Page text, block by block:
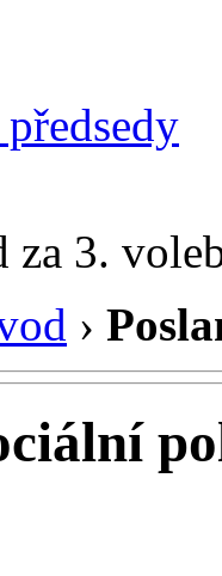
za 3.
›